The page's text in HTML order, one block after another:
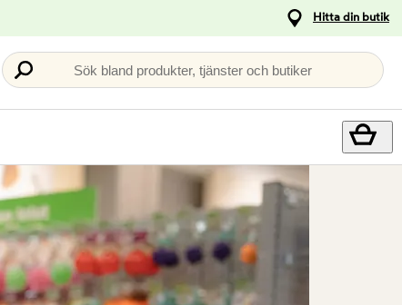
Hitta din butik
Sök bland produkter, tjänster och butiker